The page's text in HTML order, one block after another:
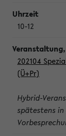
10-12
202104
(Ü+Pr)
Hybrid-
spätestens in